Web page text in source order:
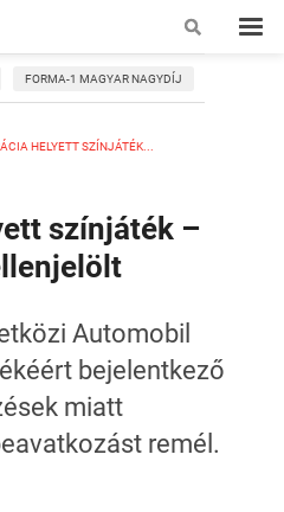
FORMA-1 MAGYAR NAGYDÍJ
HELYETT SZÍNJÁTÉK...
színjáték –
Automobil
bejelentkező
miatt
remél.